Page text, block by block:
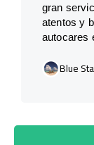
gran
atentos y
autocares
Blue